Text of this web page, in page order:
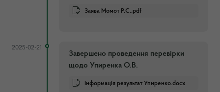
Заява Момот Р.С..pdf
2025-02-21
Завершено проведення перевірки
щодо Упиренка О.В.
Інформація результат Упиренко.docx